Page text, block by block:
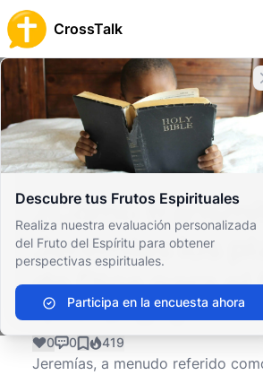
CrossTalk
Descubre tus Frutos Espirituales
Realiza nuestra evaluación personalizada
del Fruto del Espíritu para obtener
perspectivas espirituales.
Participa en la encuesta ahora
Inicio
Archivo de Preguntas
Antiguo Testamento
Profetas Mayores
¿Cómo transmite Jeremías los
¿Cómo
Jeremías los
de Dios para
0 0 419
Jeremías, a menudo referido